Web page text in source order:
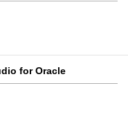
for Oracle